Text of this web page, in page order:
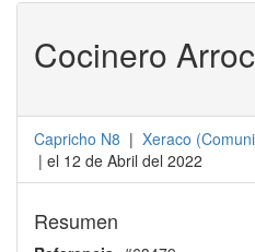
Cocinero
Capricho N8 | Xeraco (
| el 12 de Abril del 2022
Resumen